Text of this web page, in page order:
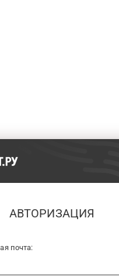
АВТОРИЗАЦИЯ
почта: